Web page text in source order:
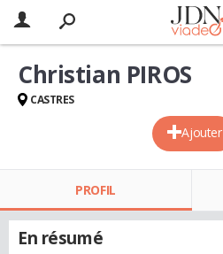
Ajouter
Christian PIROS
CASTRES
PROFIL
En résumé